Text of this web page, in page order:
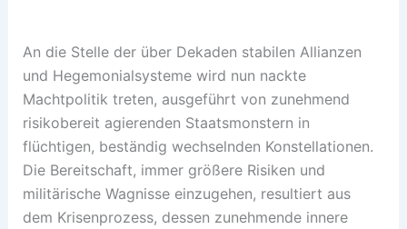
An die Stelle der über Dekaden stabilen Allianzen
und Hegemonialsysteme wird nun nackte
Machtpolitik treten, ausgeführt von zunehmend
risikobereit agierenden Staatsmonstern in
flüchtigen, beständig wechselnden Konstellationen.
Die Bereitschaft, immer größere Risiken und
militärische Wagnisse einzugehen, resultiert aus
dem Krisenprozess, dessen zunehmende innere